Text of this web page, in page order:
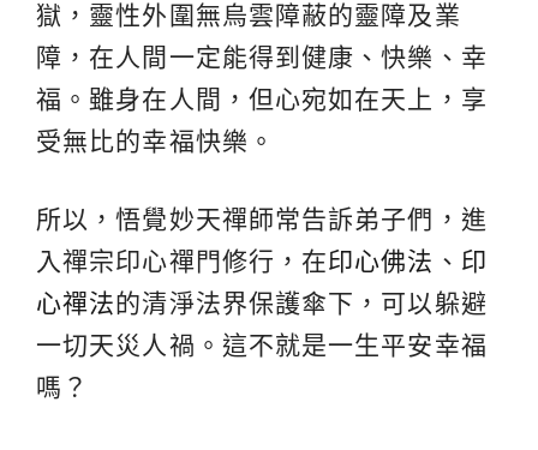
獄，靈性外圍無烏雲障蔽的靈障及業
障，在人間一定能得到健康、快樂、幸
福。雖身在人間，但心宛如在天上，享
受無比的幸福快樂。
所以，悟覺妙天禪師常告訴弟子們，進
入禪宗印心禪門修行，在印心佛法 、 印
心禪法的清淨法界保護傘下，可以躲避
一切天災人禍。這不就是一生平安幸福
嗎？